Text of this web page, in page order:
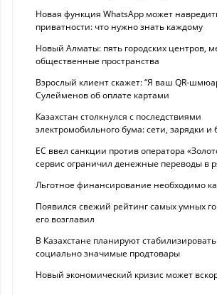
Новая функция WhatsApp может
приватности: что нужно знать каждому
Новый Алматы: пять городских центров,
общественные пространства
Взрослый клиент скажет: “Я ваш QR-
Сулейменов об оплате картами
Казахстан столкнулся с последствиями
электромобильного бума: сети, зарядки и
ЕС ввел санкции против оператора
сервис ограничил денежные переводы в
Льготное финансирование необходимо
Появился свежий рейтинг самых умных
его возглавил
В Казахстане планируют
социально значимые продтовары
Новый экономический кризис может